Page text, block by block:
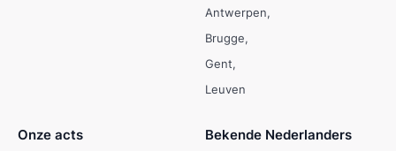
Antwerpen
Brugge
Gent
Leuven
Onze acts Bekende Nederlanders